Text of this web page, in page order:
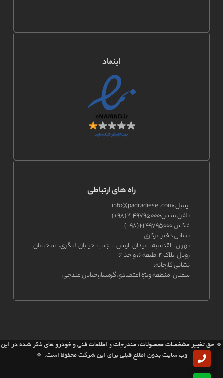
اینماد
راه های ارتباطی
ایمیل :info@padradiesel.com
تلفن تماس:۴۹۷۹۵۰۰۰ ۲۱ (۹۸+)
فکس:۴۹۷۹۵۰۰۰ ۲۱ (۹۸+)
نشانی دفتر مرکزی :
تهران، اقدسیه، میدان ارتش ، جنب خیابان لنگری، ساختمان
رویال، پلاک ۴، طبقه ۶، واحد ۶۱
نشانی کارخانه:
سمنان، منطقه ویژه اقتصادی گرمسار،خیابان قندچی
🔹 حق تغییر مشخصات محصولات، مندرجات و اطلاعات فنی و خودرو های ذکر شده در این
وب سایت بدون اطلاع قبلی برای این شرکت محفوظ است. 🔹